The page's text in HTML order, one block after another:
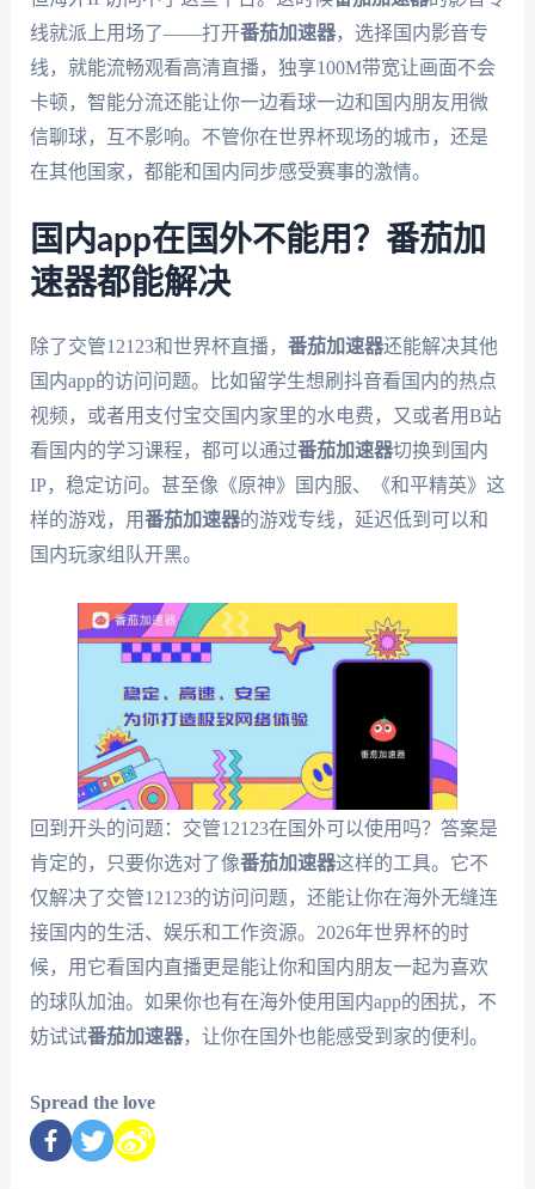
线就派上用场了——打开番茄加速器，选择国内影音专
线，就能流畅观看高清直播，独享100M带宽让画面不会
卡顿，智能分流还能让你一边看球一边和国内朋友用微
信聊球，互不影响。不管你在世界杯现场的城市，还是
在其他国家，都能和国内同步感受赛事的激情。
国内app在国外不能用？番茄加
速器都能解决
除了交管12123和世界杯直播， 番茄加速器还能解决其他
国内app的访问问题。比如留学生想刷抖音看国内的热点
视频，或者用支付宝交国内家里的水电费，又或者用B站
看国内的学习课程，都可以通过番茄加速器切换到国内
IP，稳定访问。甚至像《原神》国内服、《和平精英》这
样的游戏，用番茄加速器的游戏专线，延迟低到可以和
国内玩家组队开黑。
回到开头的问题：交管12123在国外可以使用吗？答案是
肯定的，只要你选对了像番茄加速器这样的工具。它不
仅解决了交管12123的访问问题，还能让你在海外无缝连
接国内的生活、娱乐和工作资源。2026年世界杯的时
候，用它看国内直播更是能让你和国内朋友一起为喜欢
的球队加油。如果你也有在海外使用国内app的困扰，不
妨试试番茄加速器，让你在国外也能感受到家的便利。
Spread the love